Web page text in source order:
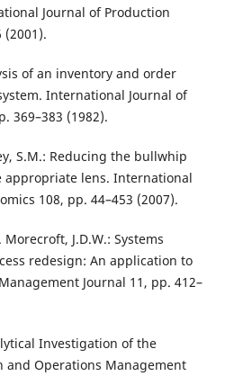
Journal of Production
(2001).
of an inventory and order
International Journal of
369–383 (1982).
S.M.: Reducing the bullwhip
lens. International
108, pp. 44–453 (2007).
J.D.W.: Systems
redesign: An application to
Journal 11, pp. 412–
Investigation of the
and Operations Management